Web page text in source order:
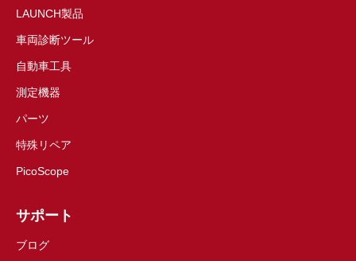
LAUNCH製品
車両診断ツール
自動車工具
測定機器
パーツ
特殊リペア
PicoScope
サポート
ブログ